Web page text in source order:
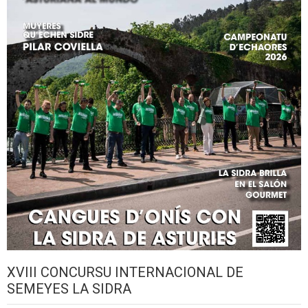
XVIII CONCURSU INTERNACIONAL DE
SEMEYES LA SIDRA